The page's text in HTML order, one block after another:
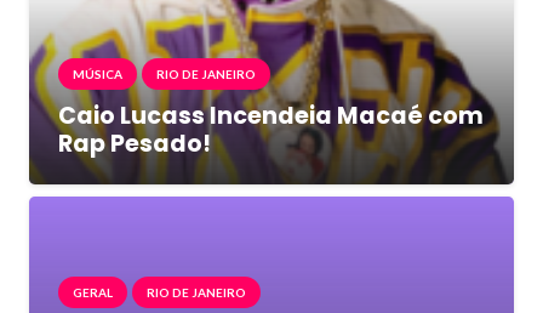
MÚSICA RIO DE JANEIRO
Caio Lucass Incendeia Macaé com
Rap Pesado!
GERAL RIO DE JANEIRO